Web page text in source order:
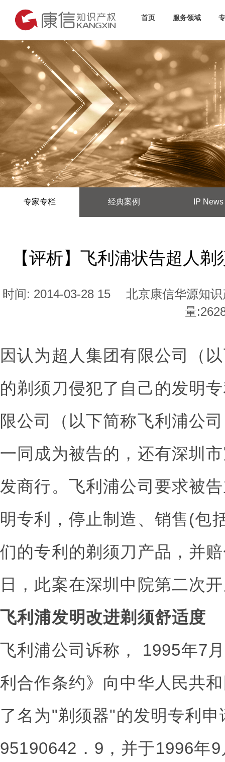
首页 服务领域
专家专栏 经典案例 IP News
【评析】飞利浦状告超人
时间: 2014-03-28 15
北京康信华源知
量:
因认为超人集团有限公司（
的剃须刀侵犯了自己的发明
限公司（以下简称飞利浦公
一同成为被告的，还有深圳
发商行。飞利浦公司要求被
明专利，停止制造、销售(包
们的专利的剃须刀产品，并
日，此案在深圳中院第二次
飞利浦发明改进剃须舒适度
飞利浦公司诉称， 1995年7
利合作条约》向中华人民共
了名为"剃须器"的发明专利
95190642．9，并于1996年